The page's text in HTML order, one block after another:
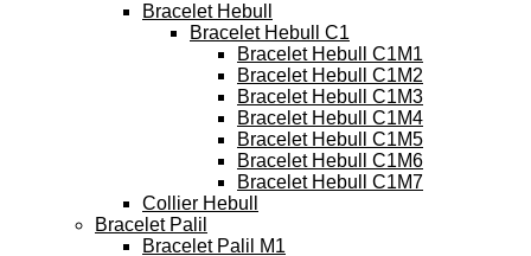
Bracelet Hebull
Bracelet Hebull C1
Bracelet Hebull C1M1
Bracelet Hebull C1M2
Bracelet Hebull C1M3
Bracelet Hebull C1M4
Bracelet Hebull C1M5
Bracelet Hebull C1M6
Bracelet Hebull C1M7
Collier Hebull
Bracelet Palil
Bracelet Palil M1